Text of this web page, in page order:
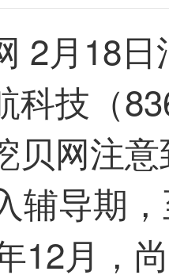
2月18
科技（
贝网注
辅导期
12月，